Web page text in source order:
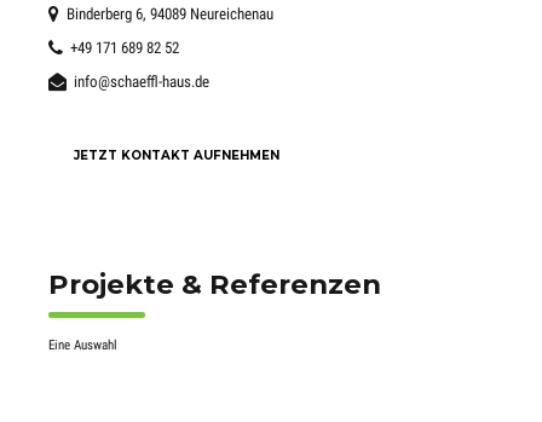
Binderberg 6, 94089 Neureichenau
+49 171 689 82 52
info@schaeffl-haus.de
JETZT KONTAKT AUFNEHMEN
Projekte & Referenzen
Eine Auswahl